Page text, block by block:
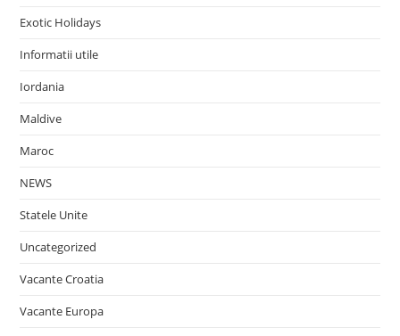
Exotic Holidays
Informatii utile
Iordania
Maldive
Maroc
NEWS
Statele Unite
Uncategorized
Vacante Croatia
Vacante Europa